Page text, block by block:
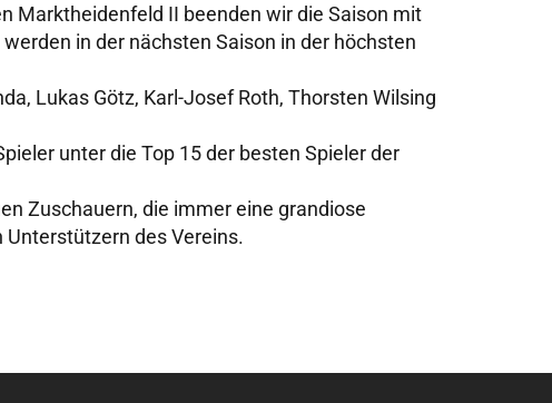
Marktheidenfeld II beenden wir die Saison mit
in der nächsten Saison in der höchsten
Lukas Götz, Karl-Josef Roth, Thorsten Wilsing
unter die Top 15 der besten Spieler der
Zuschauern, die immer eine grandiose
des Vereins.